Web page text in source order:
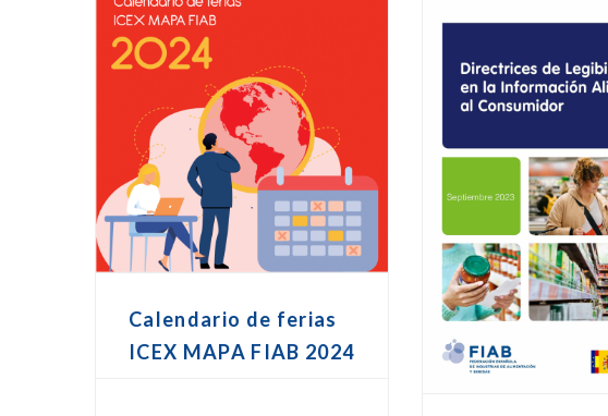
Calendario de ferias
ICEX MAPA FIAB 2024